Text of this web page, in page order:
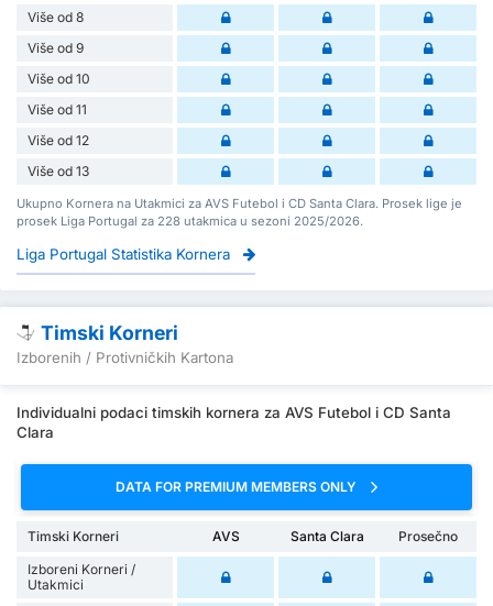
Više od 8
Više od 9
Više od 10
Više od 11
Više od 12
Više od 13
Ukupno Kornera na Utakmici za AVS Futebol i CD Santa Clara. Prosek lige je
prosek Liga Portugal za 228 utakmica u sezoni 2025/2026.
Liga Portugal Statistika Kornera
Timski Korneri
Izborenih / Protivničkih Kartona
Individualni podaci timskih kornera za AVS Futebol i CD Santa
Clara
DATA FOR PREMIUM MEMBERS ONLY
Timski Korneri AVS Santa Clara
Prosečno
Izboreni Korneri /
Utakmici